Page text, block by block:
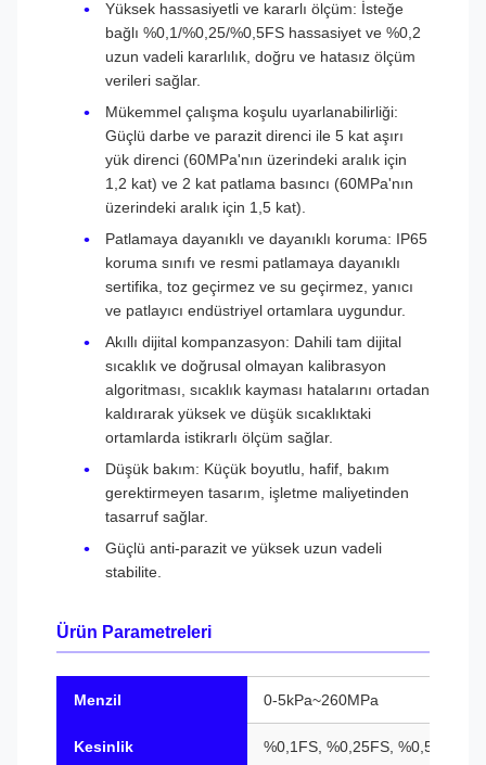
Yüksek hassasiyetli ve kararlı ölçüm: İsteğe
bağlı %0,1/%0,25/%0,5FS hassasiyet ve %0,2
uzun vadeli kararlılık, doğru ve hatasız ölçüm
verileri sağlar.
Mükemmel çalışma koşulu uyarlanabilirliği:
Güçlü darbe ve parazit direnci ile 5 kat aşırı
yük direnci (60MPa'nın üzerindeki aralık için
1,2 kat) ve 2 kat patlama basıncı (60MPa'nın
üzerindeki aralık için 1,5 kat).
Patlamaya dayanıklı ve dayanıklı koruma: IP65
koruma sınıfı ve resmi patlamaya dayanıklı
sertifika, toz geçirmez ve su geçirmez, yanıcı
ve patlayıcı endüstriyel ortamlara uygundur.
Akıllı dijital kompanzasyon: Dahili tam dijital
sıcaklık ve doğrusal olmayan kalibrasyon
algoritması, sıcaklık kayması hatalarını ortadan
kaldırarak yüksek ve düşük sıcaklıktaki
ortamlarda istikrarlı ölçüm sağlar.
Düşük bakım: Küçük boyutlu, hafif, bakım
gerektirmeyen tasarım, işletme maliyetinden
tasarruf sağlar.
Güçlü anti-parazit ve yüksek uzun vadeli
stabilite.
Ürün Parametreleri
Menzil 0-5kPa~260MPa
Kesinlik %0,1FS, %0,25FS, %0,5FS